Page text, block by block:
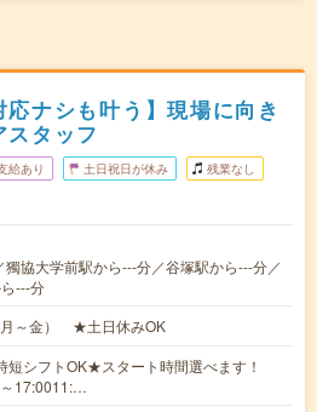
応ナシも叶う】現場に向き
タッフ
給あり 土日祝日が休み 残業なし
協大学前駅から---分／谷塚駅から---分／
---分
月～金） ★土日休みOK
シフトOK★スタート時間選べます！
17:0011:…